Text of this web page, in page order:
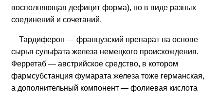
восполняющая дефицит форма), но в виде разных
соединений и сочетаний.
Тардиферон — французский препарат на основе
сырья сульфата железа немецкого происхождения.
Ферретаб — австрийское средство, в котором
фармсубстанция фумарата железа тоже германская,
а дополнительный компонент — фолиевая кислота